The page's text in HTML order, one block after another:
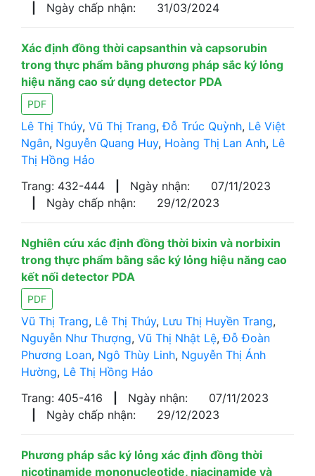
Ngày chấp nhận: 31/03/2024
Xác định đồng thời capsanthin và capsorubin
trong thực phẩm bằng phương pháp sắc ký lỏng
hiệu năng cao sử dụng detector PDA
PDF
Lê Thị Thúy, Vũ Thị Trang,Đỗ Trúc Quỳnh, Lê Việt
Ngân, Nguyễn Quang Huy, Hoàng Thị Lan Anh, Lê
Thị Hồng Hảo
Trang: 432-444
Ngày nhận:
07/11/2023
Ngày chấp nhận: 29/12/2023
Nghiên cứu xác định đồng thời bixin và norbixin
trong thực phẩm bằng sắc ký lỏng hiệu năng cao
kết nối detector PDA
PDF
Vũ Thị Trang, Lê Thị Thúy, Lưu Thị Huyền Trang,
Nguyễn Như Thượng, Vũ Thị Nhật Lệ,Đỗ Đoàn
Phương Loan, Ngô Thùy Linh, Nguyễn Thị Ánh
Hường, Lê Thị Hồng Hảo
Trang: 405-416
Ngày nhận:
07/11/2023
Ngày chấp nhận: 29/12/2023
Phương pháp sắc ký lỏng xác định đồng thời
nicotinamide mononucleotide, niacinamide và